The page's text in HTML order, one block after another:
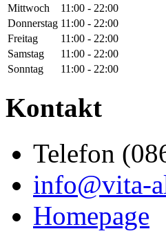
Mittwoch
11:00 - 22:00
Donnerstag 11:00 - 22:00
Freitag
11:00 - 22:00
Samstag
11:00 - 22:00
Sonntag
11:00 - 22:00
Kontakt
Telefon
info@vita-
Homepage